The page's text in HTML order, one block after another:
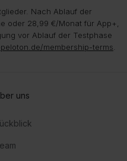
Nach Ablauf der
oder 28,99 €/Monat für App+,
vor Ablauf der Testphase
membership-terms
uns